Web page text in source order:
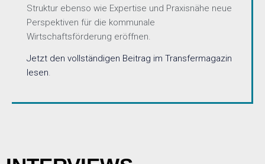
Struktur ebenso wie Expertise und Praxisnähe neue
Perspektiven für die kommunale
Wirtschaftsförderung eröffnen.
Jetzt den vollständigen Beitrag im Transfermagazin
lesen.